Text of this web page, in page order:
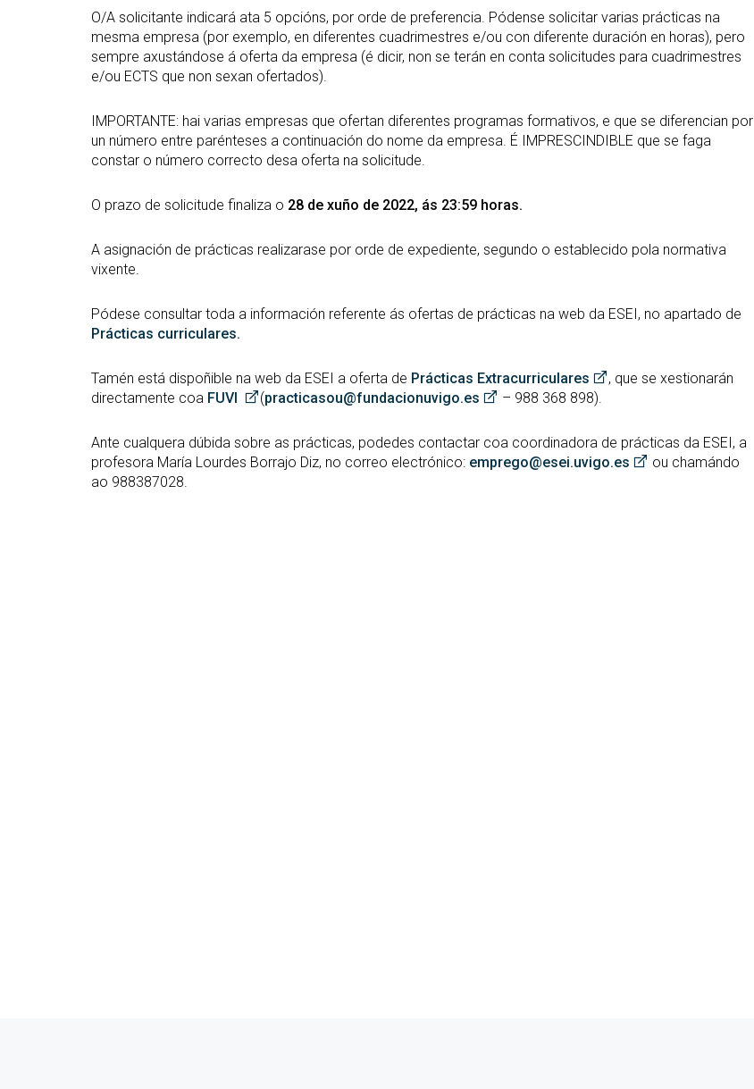
O/A solicitante indicará ata 5 opcións, por orde de preferencia. Pódense solicitar varias prácticas na
mesma empresa (por exemplo, en diferentes cuadrimestres e/ou con diferente duración en horas), pero
sempre axustándose á oferta da empresa (é dicir, non se terán en conta solicitudes para cuadrimestres
e/ou ECTS que non sexan ofertados).
IMPORTANTE: hai varias empresas que ofertan diferentes programas formativos, e que se diferencian por
un número entre parénteses a continuación do nome da empresa. É IMPRESCINDIBLE que se faga
constar o número correcto desa oferta na solicitude.
O prazo de solicitude finaliza o 28 de xuño de 2022, ás 23:59 horas.
A asignación de prácticas realizarase por orde de expediente, segundo o establecido pola normativa
vixente.
Pódese consultar toda a información referente ás ofertas de prácticas na web da ESEI, no apartado de
Prácticas curriculares.
Tamén está dispoñible na web da ESEI a oferta de Prácticas Extracurriculares
, que se xestionarán
directamente coa FUVI (practicasou@fundacionuvigo.es – 988 368 898).
Ante cualquera dúbida sobre as prácticas, podedes contactar coa coordinadora de prácticas da ESEI, a
profesora María Lourdes Borrajo Diz, no correo electrónico: emprego@esei.uvigo.es
ou chamándo
ao 988387028.